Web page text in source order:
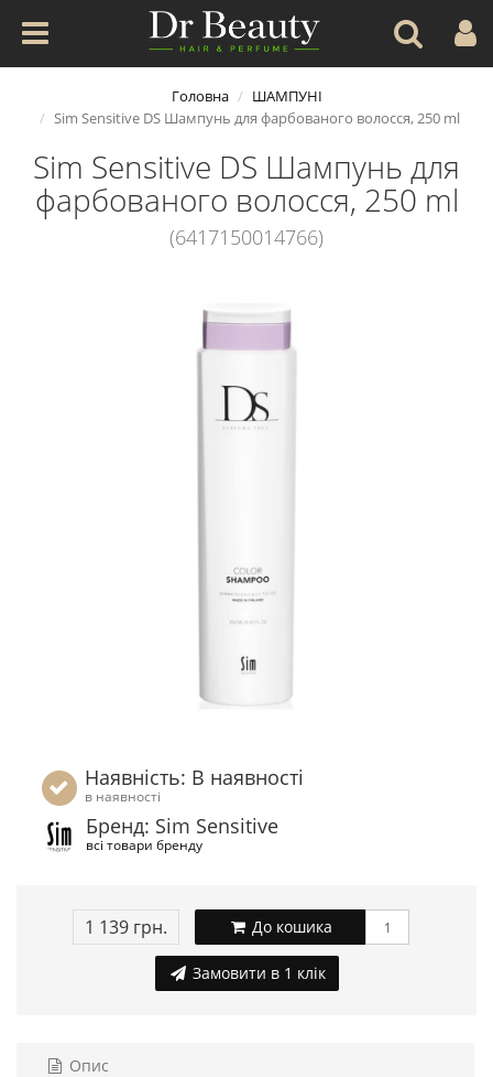
Головна
ШАМПУНІ
Sim Sensitive DS Шампунь для фарбованого волосся, 250 ml
Sim Sensitive DS Шампунь для
фарбованого волосся, 250 ml
(6417150014766)
Наявність: В наявності
в наявності
Бренд: Sim Sensitive
всі товари бренду
1 139 грн. До кошика
Замовити в 1 клік
Опис